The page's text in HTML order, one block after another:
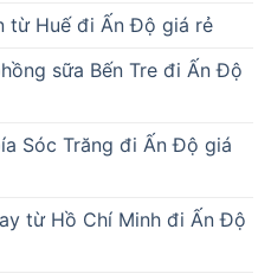
từ Huế đi Ấn Độ giá rẻ
sữa Bến Tre đi Ấn Độ
Sóc Trăng đi Ấn Độ giá
từ Hồ Chí Minh đi Ấn Độ